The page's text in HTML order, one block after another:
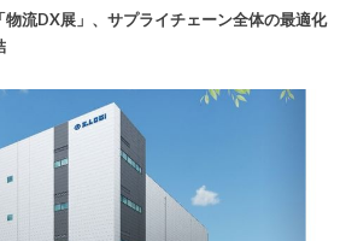
物流DX展」、サプライチェーン全体の最適化